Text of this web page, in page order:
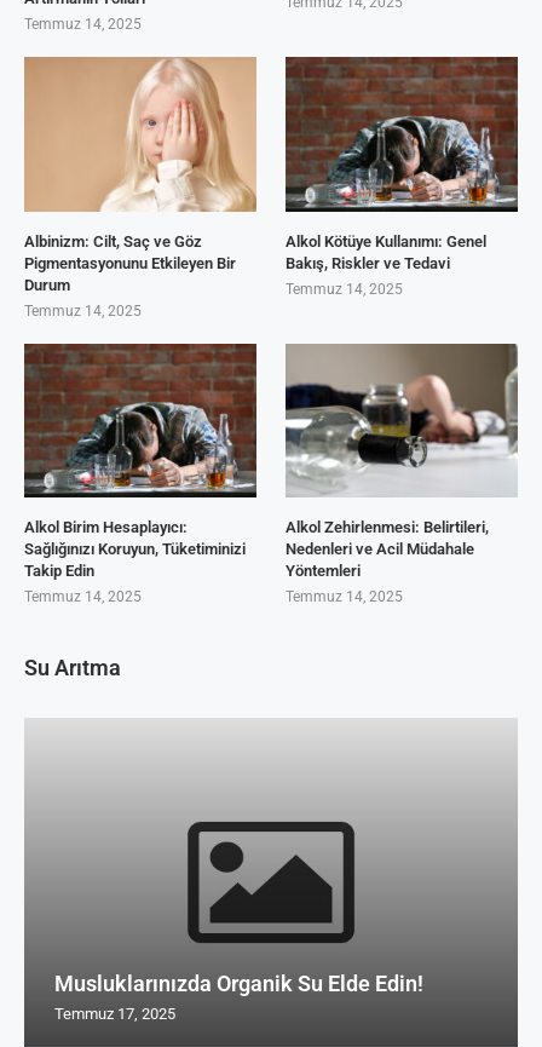
Temmuz 14, 2025
Albinizm: Cilt, Saç ve Göz
Pigmentasyonunu Etkileyen Bir
Durum
Temmuz 14, 2025
Alkol Kötüye Kullanımı: Genel
Bakış, Riskler ve Tedavi
Temmuz 14, 2025
Alkol Birim Hesaplayıcı:
Sağlığınızı Koruyun, Tüketiminizi
Takip Edin
Temmuz 14, 2025
Alkol Zehirlenmesi: Belirtileri,
Nedenleri ve Acil Müdahale
Yöntemleri
Temmuz 14, 2025
Su Arıtma
Musluklarınızda Organik Su Elde Edin!
Temmuz 17, 2025